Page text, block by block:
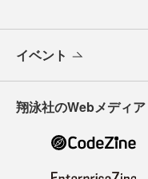
イベント
翔泳社のWebメディア